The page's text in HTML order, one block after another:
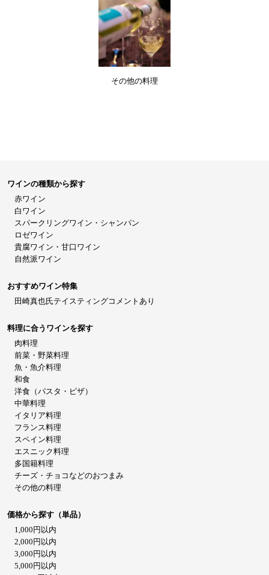
その他の料理
ワインの種類から探す
赤ワイン
白ワイン
スパークリングワイン・シャンパン
ロゼワイン
貴腐ワイン・甘口ワイン
自然派ワイン
おすすめワイン特集
田崎真也氏テイスティングコメントあり
料理に合うワインを探す
肉料理
前菜・野菜料理
魚・魚介料理
和食
洋食（パスタ・ピザ）
中華料理
イタリア料理
フランス料理
スペイン料理
エスニック料理
多国籍料理
チーズ・チョコなどのおつまみ
その他の料理
価格から探す（単品）
1,000円以内
2,000円以内
3,000円以内
5,000円以内